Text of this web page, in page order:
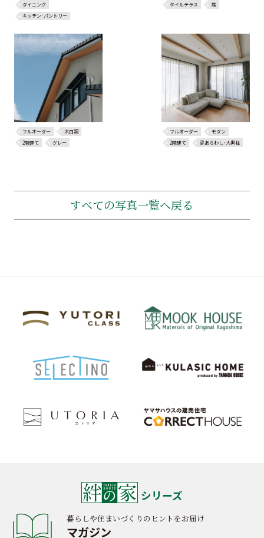
ダイニング
キッチン･パントリー
タイルテラス
庭
フルオーダー
木目調
2階建て
グレー
フルオーダー
モダン
2階建て
梁あらわし･大黒柱
すべての写真一覧へ戻る
シリーズ
暮らしや住まいづくりのヒントをお届け
マガジン